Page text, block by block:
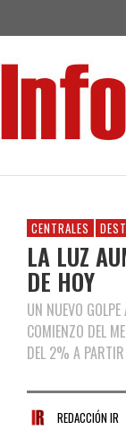
CENTRALES
LA LUZ
DE HOY
UN NUEVO
COMIENZO DEL
DEL 2% A
REDACCIÓN IR